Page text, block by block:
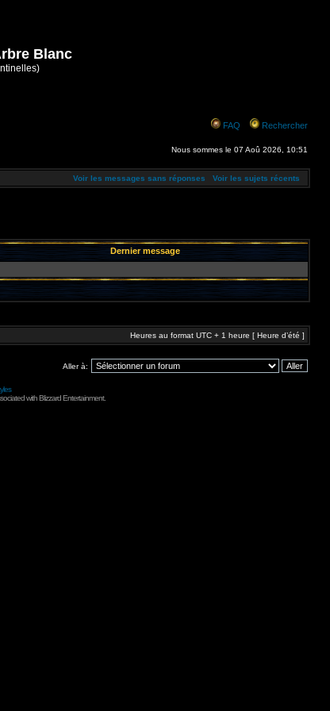
Blanc
FAQ Rechercher
Nous sommes le 07 Aoû 2026, 10:51
Voir les messages sans réponses Voir les sujets récents
Dernier message
Heures au format UTC + 1 heure [ Heure d’été ]
Aller à:
with Blizzard Entertainment.